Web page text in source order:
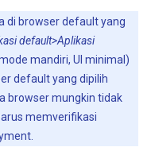
di browser default yang
default>Aplikasi
mandiri, UI minimal)
default yang dipilih
browser mungkin tidak
memverifikasi